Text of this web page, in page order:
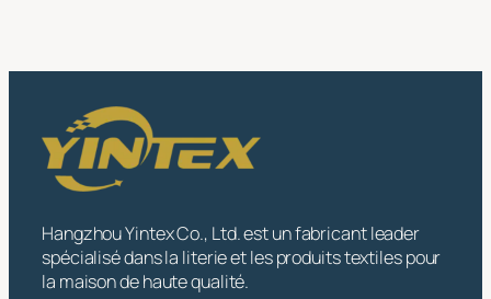
Hangzhou Yintex Co., Ltd. est un fabricant leader
spécialisé dans la literie et les produits textiles pour
la maison de haute qualité.